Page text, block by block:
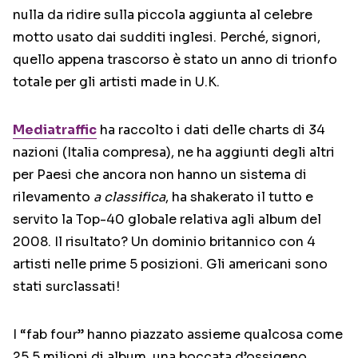
nulla da ridire sulla piccola aggiunta al celebre
motto usato dai sudditi inglesi. Perché, signori,
quello appena trascorso è stato un anno di trionfo
totale per gli artisti made in U.K.
Mediatraffic ha raccolto i dati delle charts di 34
nazioni (Italia compresa), ne ha aggiunti degli altri
per Paesi che ancora non hanno un sistema di
rilevamento a classifica, ha shakerato il tutto e
servito la Top-40 globale relativa agli album del
2008. Il risultato? Un dominio britannico con 4
artisti nelle prime 5 posizioni. Gli americani sono
stati surclassati!
I “fab four” hanno piazzato assieme qualcosa come